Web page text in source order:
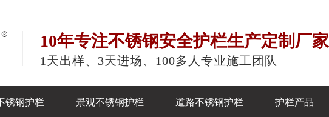
10年专注不锈钢安全护栏生产定制厂家
1天出样、3天进场、100多人专业施工团队
锈钢护栏 景观不锈钢护栏 道路不锈钢护栏 护栏产品